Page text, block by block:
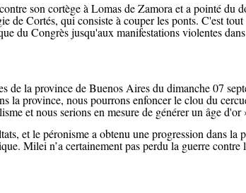
son cortège à Lomas de Zamora et a pointé du
de Cortés, qui consiste à couper les ponts. C'est
du Congrès jusqu'aux manifestations violentes
de la province de Buenos Aires du dimanche 07
la province, nous pourrons enfoncer le clou du
et nous serions en mesure de générer un âge d'or
et le péronisme a obtenu une progression dans
Milei n’a certainement pas perdu la guerre